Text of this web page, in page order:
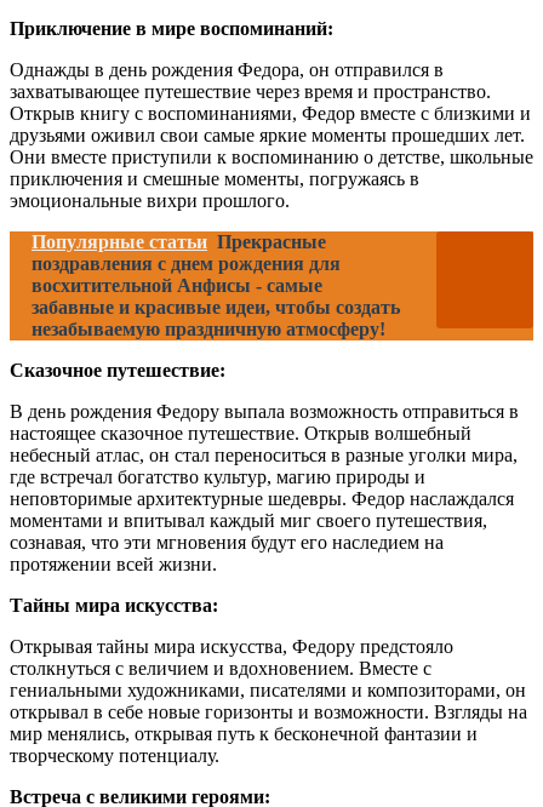
Приключение в мире воспоминаний:
Однажды в день рождения Федора, он отправился в
захватывающее путешествие через время и пространство.
Открыв книгу с воспоминаниями, Федор вместе с близкими и
друзьями оживил свои самые яркие моменты прошедших лет.
Они вместе приступили к воспоминанию о детстве, школьные
приключения и смешные моменты, погружаясь в
эмоциональные вихри прошлого.
Популярные статьи Прекрасные
поздравления с днем рождения для
восхитительной Анфисы - самые
забавные и красивые идеи, чтобы создать
незабываемую праздничную атмосферу!
Сказочное путешествие:
В день рождения Федору выпала возможность отправиться в
настоящее сказочное путешествие. Открыв волшебный
небесный атлас, он стал переноситься в разные уголки мира,
где встречал богатство культур, магию природы и
неповторимые архитектурные шедевры. Федор наслаждался
моментами и впитывал каждый миг своего путешествия,
сознавая, что эти мгновения будут его наследием на
протяжении всей жизни.
Тайны мира искусства:
Открывая тайны мира искусства, Федору предстояло
столкнуться с величием и вдохновением. Вместе с
гениальными художниками, писателями и композиторами, он
открывал в себе новые горизонты и возможности. Взгляды на
мир менялись, открывая путь к бесконечной фантазии и
творческому потенциалу.
Встреча с великими героями: